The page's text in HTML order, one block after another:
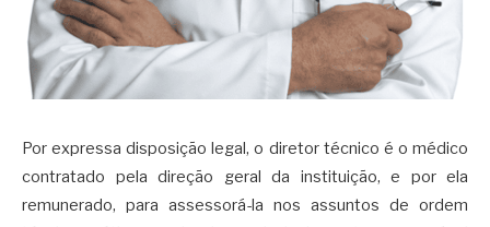
Por expressa disposição legal, o diretor técnico é o médico
contratado pela direção geral da instituição, e por ela
remunerado, para assessorá-la nos assuntos de ordem